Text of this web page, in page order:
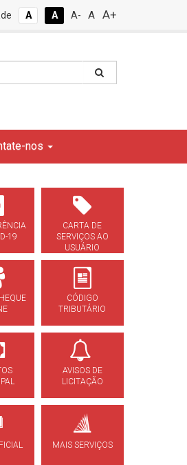
A A A- A A+
nos
19
CARTA DE
SERVIÇOS AO
USUÁRIO
CÓDIGO
TRIBUTÁRIO
AVISOS DE
LICITAÇÃO
MAIS SERVIÇOS